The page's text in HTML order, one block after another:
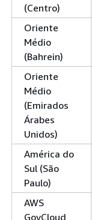
(Centro)
Oriente
Médio
(Bahrein)
Oriente
Médio
(Emirados
Árabes
Unidos)
América do
Sul (São
Paulo)
AWS
GovCloud